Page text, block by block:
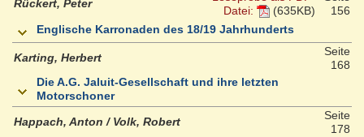
Rückert, Peter
Datei:
(635KB)
156
Englische Karronaden des 18/19 Jahrhunderts
Karting, Herbert
Seite
168
Die A.G. Jaluit-Gesellschaft und ihre letzten
Motorschoner
Happach, Anton / Volk, Robert
Seite
178